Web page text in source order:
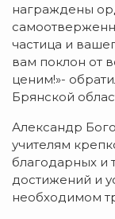
награждены
частица и
вам поклон от
ценим!»-
Брянской
Александр
учителям
благодарных и
достижений и
необходимом